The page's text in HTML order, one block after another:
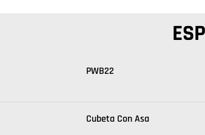
PWB22
Cubeta Con Asa